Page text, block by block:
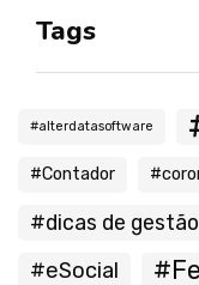
Tags
#alterdatasoftware
#Contador
#dicas de gestão
#eSocial